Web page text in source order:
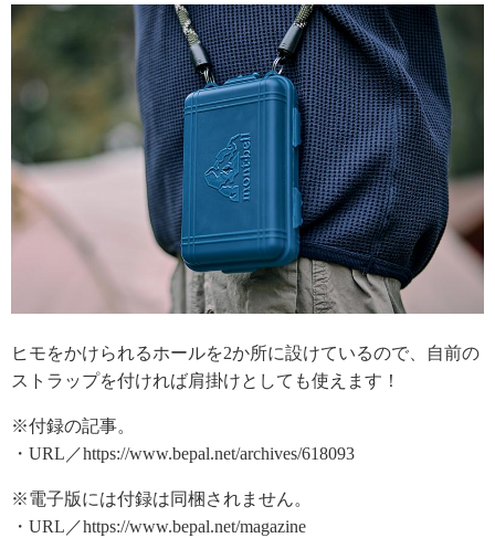
ヒモをかけられるホールを2か所に設けているので、自前の
ストラップを付ければ肩掛けとしても使えます！
※付録の記事。
・URL／https://www.bepal.net/archives/618093
※電子版には付録は同梱されません。
・URL／https://www.bepal.net/magazine